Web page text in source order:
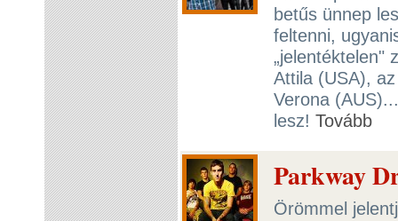
betűs ünnep
feltenni,
„jelentéktelen"
Attila (USA),
Verona
lesz! Tovább
Parkway
Örömmel